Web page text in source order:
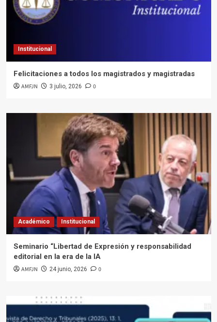
Institucional
Felicitaciones a todos los magistrados y magistradas
AMFJN 3 julio, 2026 0
Académico Institucional
Seminario “Libertad de Expresión y responsabilidad
editorial en la era de la IA
AMFJN 24 junio, 2026 0